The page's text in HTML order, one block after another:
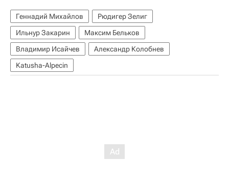
Геннадий Михайлов
Рюдигер Зелиг
Ильнур Закарин
Максим Бельков
Владимир Исайчев
Александр Колобнев
Katusha-Alpecin